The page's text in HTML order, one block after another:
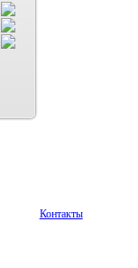
Контакты